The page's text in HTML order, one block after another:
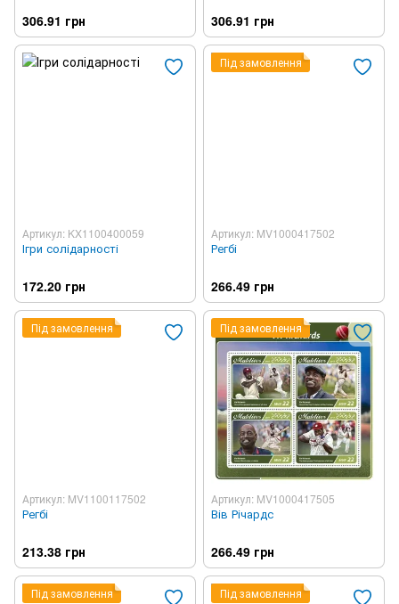
306.91 грн 306.91 грн
Артикул: KX1100400059
Ігри солідарності
172.20 грн
Під замовлення
Артикул: MV1000417502
Регбі
266.49 грн
Під замовлення
Артикул: MV1100117502
Регбі
213.38 грн
Під замовлення
Артикул: MV1000417505
Вів Річардс
266.49 грн
Під замовлення Під замовлення